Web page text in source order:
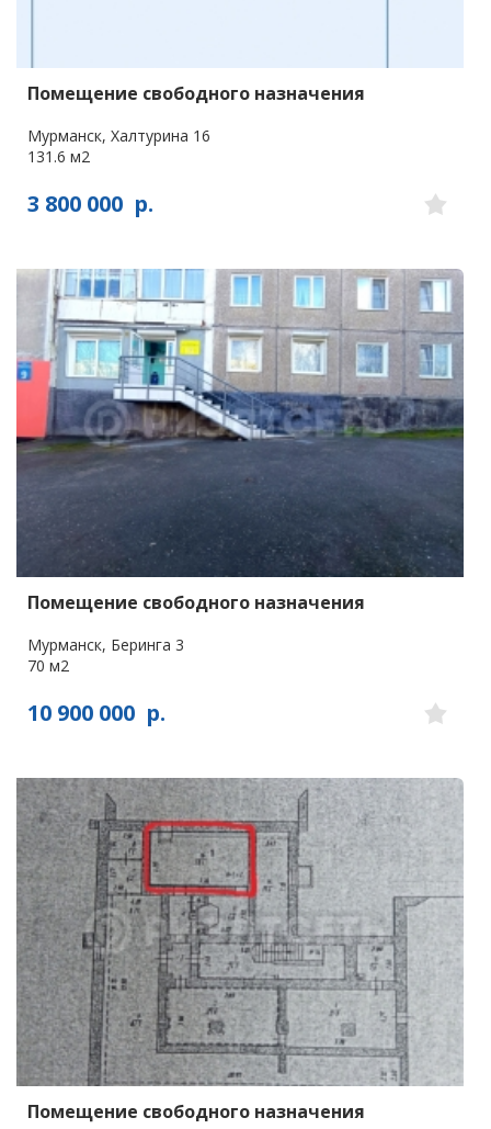
Помещение свободного назначения
Мурманск, Халтурина 16
131.6 м2
3 800 000 р.
Помещение свободного назначения
Мурманск, Беринга 3
70 м2
10 900 000 р.
Помещение свободного назначения